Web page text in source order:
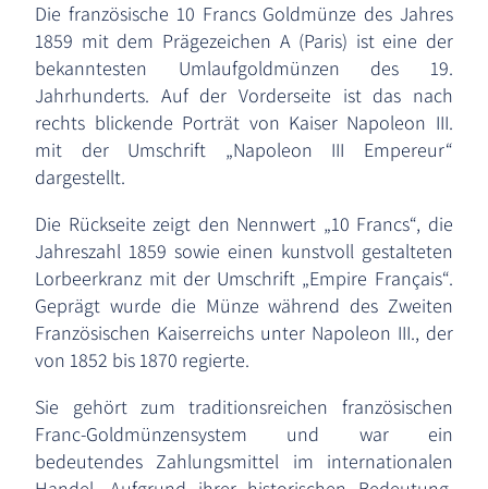
Die französische 10 Francs Goldmünze des Jahres
1859 mit dem Prägezeichen A (Paris) ist eine der
bekanntesten Umlaufgoldmünzen des 19.
Jahrhunderts. Auf der Vorderseite ist das nach
rechts blickende Porträt von Kaiser Napoleon III.
mit der Umschrift „Napoleon III Empereur“
dargestellt.
Die Rückseite zeigt den Nennwert „10 Francs“, die
Jahreszahl 1859 sowie einen kunstvoll gestalteten
Lorbeerkranz mit der Umschrift „Empire Français“.
Geprägt wurde die Münze während des Zweiten
Französischen Kaiserreichs unter Napoleon III., der
von 1852 bis 1870 regierte.
Sie gehört zum traditionsreichen französischen
Franc-Goldmünzensystem und war ein
bedeutendes Zahlungsmittel im internationalen